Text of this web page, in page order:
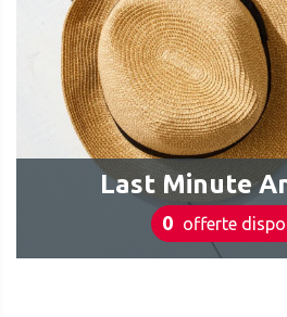
Last Minute
0 offerte